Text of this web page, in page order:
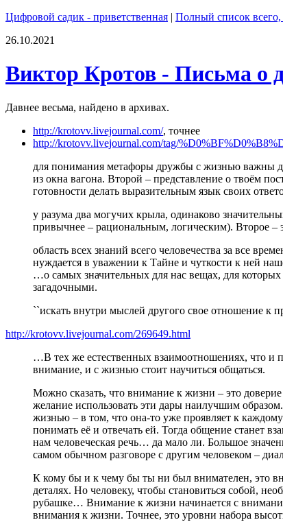
Цифровой садик - приветственная | Полный список всего,
26.10.2021
Виктор Кротов - Письма о
Давнее весьма, найдено в архивах.
http://krotovv.livejournal.com/, точнее
http://krotovv.livejournal.com/tag/
для понимания метафоры дружбы с жизнью важны
из окна вагона. Второй – представление о твоём
готовности делать выразительным язык своих
у разума два могучих крыла, одинаково
привычнее – рациональным, логическим). Второе
область всех знаний всего человечества за все
нуждается в уважении к Тайне и чуткости к ней
…о самых значительных для нас вещах, для которых
загадочными.
``искать внутри мыслей другого свое отношение к
http://krotovv.livejournal.com/269649.html
…В тех же естественных взаимоотношениях, что и
внимание, и с жизнью стоит научиться общаться.
Можно сказать, что внимание к жизни – это
желание использовать эти дары наилучшим
жизнью – в том, что она-то уже проявляет к
понимать её и отвечать ей. Тогда общение станет
нам человеческая речь… да мало ли. Большое
самом обычном разговоре с другим человеком –
К кому бы и к чему бы ты ни был внимателен, это
деталях. Но человеку, чтобы становиться собой,
рубашке… Внимание к жизни начинается с
внимания к жизни. Точнее, это уровни набора